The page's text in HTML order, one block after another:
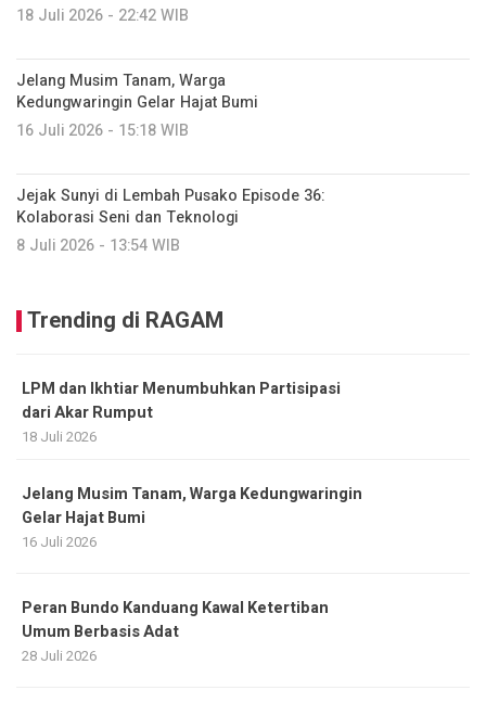
18 Juli 2026 - 22:42 WIB
Jelang Musim Tanam, Warga
Kedungwaringin Gelar Hajat Bumi
16 Juli 2026 - 15:18 WIB
Jejak Sunyi di Lembah Pusako Episode 36:
Kolaborasi Seni dan Teknologi
8 Juli 2026 - 13:54 WIB
Trending di RAGAM
LPM dan Ikhtiar Menumbuhkan Partisipasi
dari Akar Rumput
18 Juli 2026
Jelang Musim Tanam, Warga Kedungwaringin
Gelar Hajat Bumi
16 Juli 2026
Peran Bundo Kanduang Kawal Ketertiban
Umum Berbasis Adat
28 Juli 2026